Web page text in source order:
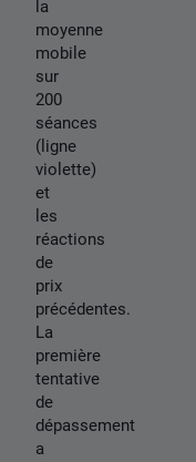
la
moyenne
mobile
sur
200
séances
(ligne
violette)
et
les
réactions
de
prix
précédentes.
La
première
tentative
de
dépassement
a